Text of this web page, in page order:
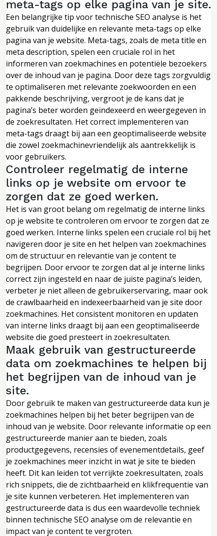
meta-tags op elke pagina van je site.
Een belangrijke tip voor technische SEO analyse is het
gebruik van duidelijke en relevante meta-tags op elke
pagina van je website. Meta-tags, zoals de meta title en
meta description, spelen een cruciale rol in het
informeren van zoekmachines en potentiële bezoekers
over de inhoud van je pagina. Door deze tags zorgvuldig
te optimaliseren met relevante zoekwoorden en een
pakkende beschrijving, vergroot je de kans dat je
pagina’s beter worden geïndexeerd en weergegeven in
de zoekresultaten. Het correct implementeren van
meta-tags draagt bij aan een geoptimaliseerde website
die zowel zoekmachinevriendelijk als aantrekkelijk is
voor gebruikers.
Controleer regelmatig de interne
links op je website om ervoor te
zorgen dat ze goed werken.
Het is van groot belang om regelmatig de interne links
op je website te controleren om ervoor te zorgen dat ze
goed werken. Interne links spelen een cruciale rol bij het
navigeren door je site en het helpen van zoekmachines
om de structuur en relevantie van je content te
begrijpen. Door ervoor te zorgen dat al je interne links
correct zijn ingesteld en naar de juiste pagina’s leiden,
verbeter je niet alleen de gebruikerservaring, maar ook
de crawlbaarheid en indexeerbaarheid van je site door
zoekmachines. Het consistent monitoren en updaten
van interne links draagt bij aan een geoptimaliseerde
website die goed presteert in zoekresultaten.
Maak gebruik van gestructureerde
data om zoekmachines te helpen bij
het begrijpen van de inhoud van je
site.
Door gebruik te maken van gestructureerde data kun je
zoekmachines helpen bij het beter begrijpen van de
inhoud van je website. Door relevante informatie op een
gestructureerde manier aan te bieden, zoals
productgegevens, recensies of evenementdetails, geef
je zoekmachines meer inzicht in wat je site te bieden
heeft. Dit kan leiden tot verrijkte zoekresultaten, zoals
rich snippets, die de zichtbaarheid en klikfrequentie van
je site kunnen verbeteren. Het implementeren van
gestructureerde data is dus een waardevolle techniek
binnen technische SEO analyse om de relevantie en
impact van je content te vergroten.